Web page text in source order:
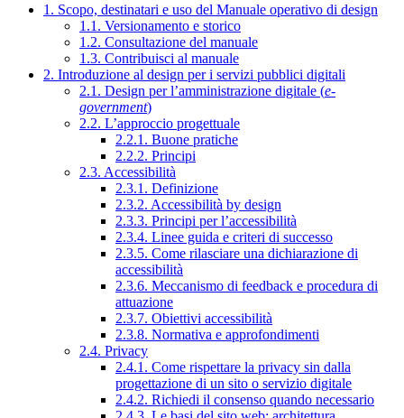
1. Scopo, destinatari e uso del Manuale operativo di design
1.1. Versionamento e storico
1.2. Consultazione del manuale
1.3. Contribuisci al manuale
2. Introduzione al design per i servizi pubblici digitali
2.1. Design per l’amministrazione digitale (e-
government)
2.2. L’approccio progettuale
2.2.1. Buone pratiche
2.2.2. Principi
2.3. Accessibilità
2.3.1. Definizione
2.3.2. Accessibilità by design
2.3.3. Principi per l’accessibilità
2.3.4. Linee guida e criteri di successo
2.3.5. Come rilasciare una dichiarazione di
accessibilità
2.3.6. Meccanismo di feedback e procedura di
attuazione
2.3.7. Obiettivi accessibilità
2.3.8. Normativa e approfondimenti
2.4. Privacy
2.4.1. Come rispettare la privacy sin dalla
progettazione di un sito o servizio digitale
2.4.2. Richiedi il consenso quando necessario